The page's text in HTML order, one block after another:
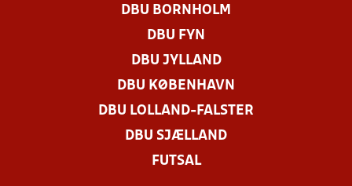
DBU BORNHOLM
DBU FYN
DBU JYLLAND
DBU KØBENHAVN
DBU LOLLAND-FALSTER
DBU SJÆLLAND
FUTSAL